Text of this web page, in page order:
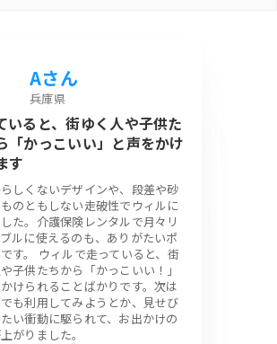
Aさん
兵庫県
いると、街ゆく人や子供た
「かっこいい」と声をかけ
す
しくないデザインや、段差や砂
のともしない走破性でウィルに
た。介護保険レンタルで月々リ
ルに使えるのも、ありがたいポ
す。 ウィルで走っていると、街
子供たちから「かっこいい！」
けられることばかりです。次は
も利用してみようとか、見せび
い衝動に駆られて、お出かけの
がりました。